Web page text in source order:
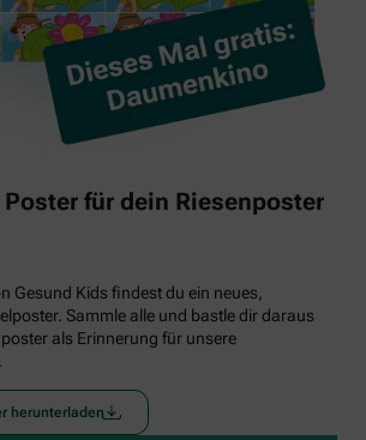
für dein Riesenposter
Gesund Kids findest du ein neues,
Sammle alle und bastle dir daraus
als Erinnerung für unsere
herunterladen